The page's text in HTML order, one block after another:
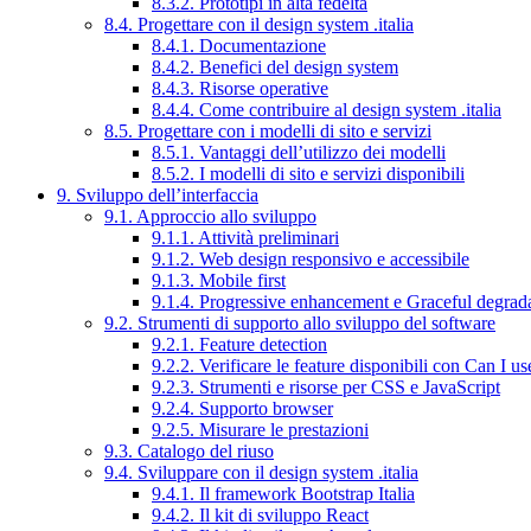
8.4. Progettare con il design system .italia
8.4.1. Documentazione
8.4.2. Benefici del design system
8.4.3. Risorse operative
8.4.4. Come contribuire al design system .italia
8.5. Progettare con i modelli di sito e servizi
8.5.1. Vantaggi dell’utilizzo dei modelli
8.5.2. I modelli di sito e servizi disponibili
9. Sviluppo dell’interfaccia
9.1. Approccio allo sviluppo
9.1.1. Attività preliminari
9.1.2. Web design responsivo e accessibile
9.1.3. Mobile first
9.1.4. Progressive enhancement e Graceful
9.2. Strumenti di supporto allo sviluppo del software
9.2.1. Feature detection
9.2.2. Verificare le feature disponibili con Can I
9.2.3. Strumenti e risorse per CSS e JavaScript
9.2.4. Supporto browser
9.2.5. Misurare le prestazioni
9.3. Catalogo del riuso
9.4. Sviluppare con il design system .italia
9.4.1. Il framework Bootstrap Italia
9.4.2. Il kit di sviluppo React